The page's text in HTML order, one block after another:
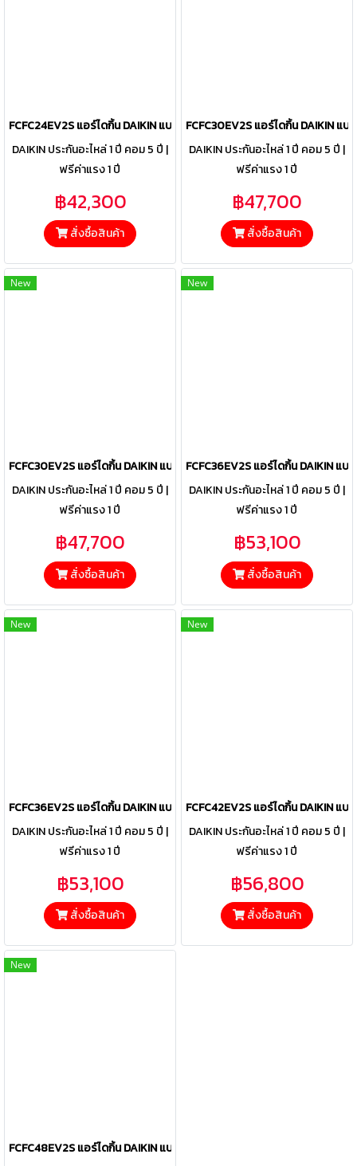
FCFC24EV2S แอร์ไดกิ้น DAIKIN แบบฝังฝ้าเพดาน รุ่น SkyAir Round
DAIKIN ประกันอะไหล่ 1 ปี คอม 5 ปี |
ฟรีค่าแรง 1 ปี
฿42,300
สั่งซื้อสินค้า
FCFC30EV2S แอร์ไดกิ้น DAIKIN
DAIKIN ประกันอะไหล่ 1 ปี คอม 5 ปี |
ฟรีค่าแรง 1 ปี
฿47,700
สั่งซื้อสินค้า
New
FCFC30EV2S แอร์ไดกิ้น DAIKIN แบบฝังฝ้าเพดาน รุ่น SkyAir Round
DAIKIN ประกันอะไหล่ 1 ปี คอม 5 ปี |
ฟรีค่าแรง 1 ปี
฿47,700
สั่งซื้อสินค้า
New
FCFC36EV2S แอร์ไดกิ้น DAIKIN
DAIKIN ประกันอะไหล่ 1 ปี คอม 5 ปี |
ฟรีค่าแรง 1 ปี
฿53,100
สั่งซื้อสินค้า
New
FCFC36EV2S แอร์ไดกิ้น DAIKIN แบบฝังฝ้าเพดาน รุ่น SkyAir Round
DAIKIN ประกันอะไหล่ 1 ปี คอม 5 ปี |
ฟรีค่าแรง 1 ปี
฿53,100
สั่งซื้อสินค้า
New
FCFC42EV2S แอร์ไดกิ้น DAIKIN
DAIKIN ประกันอะไหล่ 1 ปี คอม 5 ปี |
ฟรีค่าแรง 1 ปี
฿56,800
สั่งซื้อสินค้า
New
FCFC48EV2S แอร์ไดกิ้น DAIKIN แบบฝังฝ้าเพดาน รุ่น SkyAir Round